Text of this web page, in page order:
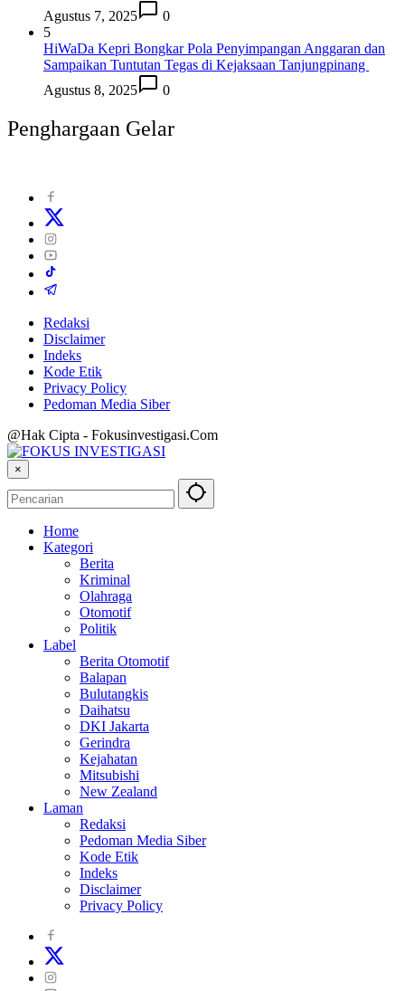
Agustus 7, 2025
0
5
HiWaDa Kepri Bongkar Pola Penyimpangan Anggaran dan
Sampaikan Tuntutan Tegas di Kejaksaan Tanjungpinang
Agustus 8, 2025
0
Penghargaan Gelar
Redaksi
Disclaimer
Indeks
Kode Etik
Privacy Policy
Pedoman Media Siber
@Hak Cipta - Fokusinvestigasi.Com
×
Home
Kategori
Berita
Kriminal
Olahraga
Otomotif
Politik
Label
Berita Otomotif
Balapan
Bulutangkis
Daihatsu
DKI Jakarta
Gerindra
Kejahatan
Mitsubishi
New Zealand
Laman
Redaksi
Pedoman Media Siber
Kode Etik
Indeks
Disclaimer
Privacy Policy